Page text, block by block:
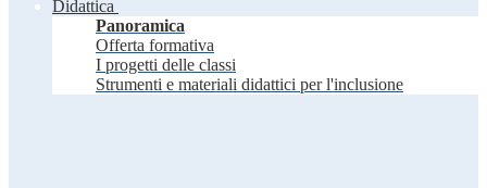
Didattica
Panoramica
Offerta formativa
I progetti delle classi
Strumenti e materiali didattici per l'inclusione